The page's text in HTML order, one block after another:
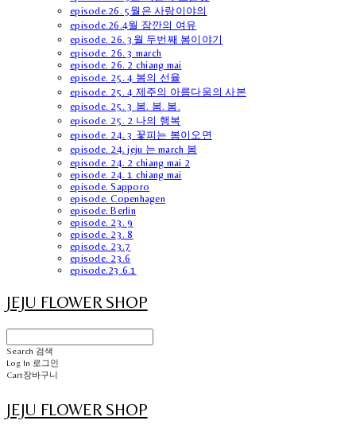
episode.26. 5월은 사랑이야의
episode.26.4월 잠깐의 여유
episode. 26. 3월 두번째 봄이야기
episode. 26. 3 march
episode. 26. 2 chiang mai
episode. 25. 4 봄의 선율
episode. 25. 4 제주의 아름다움의 사본
episode. 25. 3 봄. 봄. 봄.
episode. 25. 2 나의 행복
episode. 24. 3 꽃피는 봄이오면
episode. 24. jeju 는 march 봄
episode. 24. 2 chiang mai 2
episode. 24. 1 chiang mai
episode. Sapporo
episode. Copenhagen
episode. Berlin
episode. 23. 9
episode. 23. 8
episode. 23.7
episode. 23.6
episode.23.6.1
JEJU FLOWER SHOP
Search 검색
Log In 로그인
Cart장바구니
JEJU FLOWER SHOP